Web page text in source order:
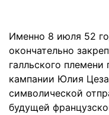
Именно 8 июля 52
окончательно
галльского
кампании Юлия
символической
будущей